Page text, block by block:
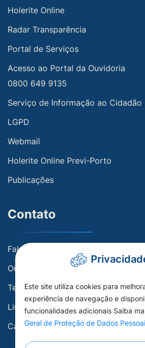
Holerite Online
Radar Transparência
Portal de Serviços
Acesso ao Portal da Ouvidoria
0800 649 9135
Serviço de Informação ao Cidadão
LGPD
Webmail
Holerite Online Previ-Porto
Publicações
Contato
Fale conosco
Ouvidoria
Telefones Úteis
Links Úteis
Carta de Serviços
Este site utiliza cookies para
experiência de navegação e
funcionalidades adicionais Saiba
Geral de Proteção de Dados